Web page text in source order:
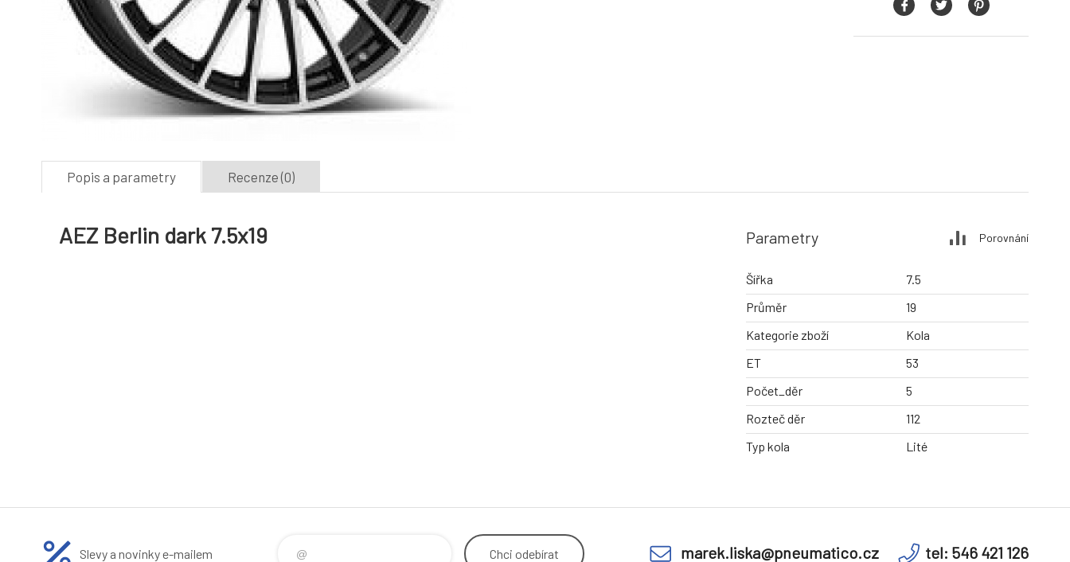
Popis a parametry Recenze (0)
AEZ Berlin dark 7.5x19 Parametry Porovnání
Šířka
7.5
Průměr
19
Kategorie zboží
Kola
ET
53
Počet_děr
5
Rozteč děr
112
Typ kola
Lité
Slevy a novinky e-mailem Chci odebírat marek.liska@pneumatico.cz tel: 546 421 126